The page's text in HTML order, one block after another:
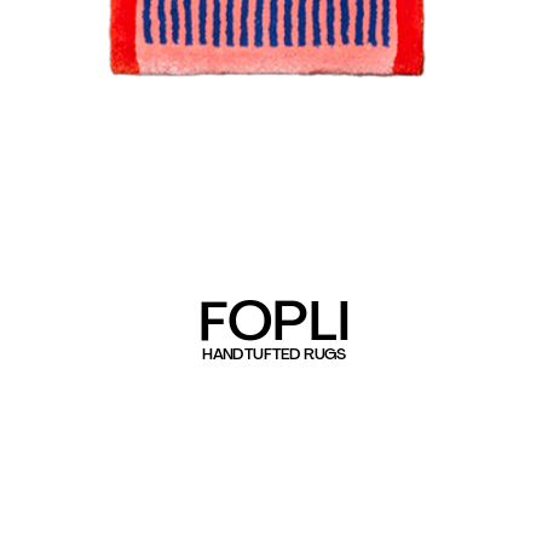
FOPLI
HANDTUFTED RUGS